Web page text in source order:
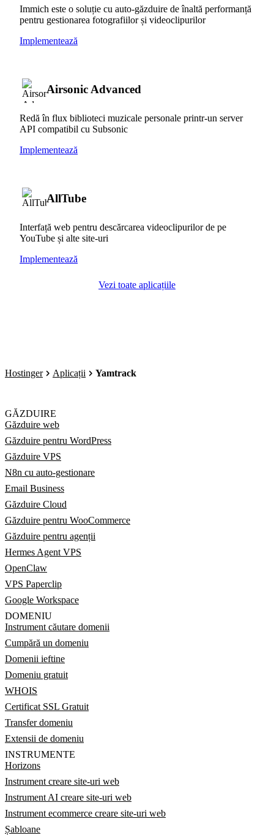
Immich este o soluție cu auto-găzduire de înaltă performanță
pentru gestionarea fotografiilor și videoclipurilor
Implementează
Airsonic Advanced
Redă în flux biblioteci muzicale personale printr-un server
API compatibil cu Subsonic
Implementează
AllTube
Interfață web pentru descărcarea videoclipurilor de pe
YouTube și alte site-uri
Implementează
Vezi toate aplicațiile
Hostinger Aplicații Yamtrack
GĂZDUIRE
Găzduire web
Găzduire pentru WordPress
Găzduire VPS
N8n cu auto-gestionare
Email Business
Găzduire Cloud
Găzduire pentru WooCommerce
Găzduire pentru agenții
Hermes Agent VPS
OpenClaw
VPS Paperclip
Google Workspace
DOMENIU
Instrument căutare domenii
Cumpără un domeniu
Domenii ieftine
Domeniu gratuit
WHOIS
Certificat SSL Gratuit
Transfer domeniu
Extensii de domeniu
INSTRUMENTE
Horizons
Instrument creare site-uri web
Instrument AI creare site-uri web
Instrument ecommerce creare site-uri web
Șabloane